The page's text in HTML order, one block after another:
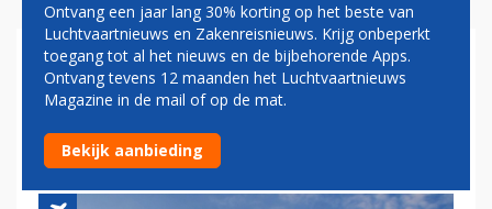
EMIRATES EERT
LANDSKAMPIOEN ARSENAL
MET SPECIALE AIRBUS A380
Ontvang een jaar lang 30% korting op het beste van
Luchtvaartnieuws en Zakenreisnieuws. Krijg onbeperkt
toegang tot al het nieuws en de bijbehorende Apps.
Ontvang tevens 12 maanden het Luchtvaartnieuws
Magazine in de mail of op de mat.
Bekijk aanbieding